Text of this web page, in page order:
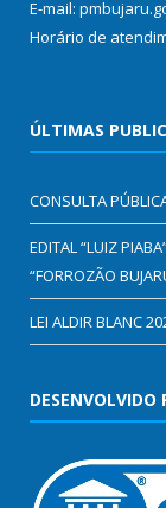
E-mail:
Horário de
ÚLTIMAS
CONSULTA
EDITAL “LUIZ
“FORROZÃO
LEI ALDIR BLANC
DESENVOLVIDO